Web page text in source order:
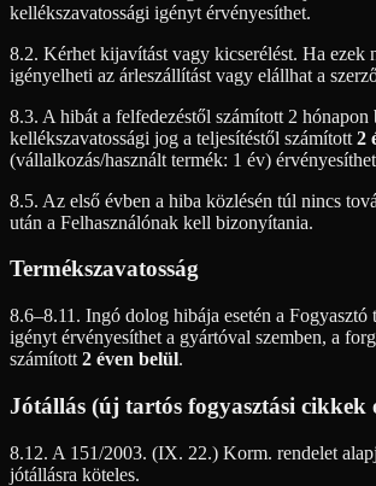
kellékszavatossági igényt érvényesíthet.
8.2. Kérhet kijavítást vagy kicserélést. Ha ezek
igényelheti az árleszállítást vagy elállhat a
8.3. A hibát a felfedezéstől számított 2
kellékszavatossági jog a teljesítéstől számított 2
(vállalkozás/használt termék: 1 év)
8.5. Az első évben a hiba közlésén túl nincs
után a Felhasználónak kell bizonyítania.
Termékszavatosság
8.6–8.11. Ingó dolog hibája esetén a Fogyasztó
igényt érvényesíthet a gyártóval szemben, a
számított 2 éven belül.
Jótállás (új tartós fogyasztási cikkek
8.12. A 151/2003. (IX. 22.) Korm. rendelet
jótállásra köteles.